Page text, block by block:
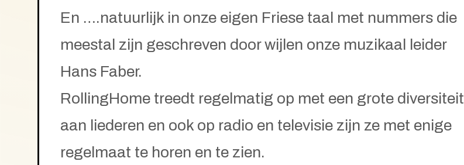
En ….natuurlijk in onze eigen Friese taal met nummers die
meestal zijn geschreven door wijlen onze muzikaal leider
Hans Faber.
RollingHome treedt regelmatig op met een grote diversiteit
aan liederen en ook op radio en televisie zijn ze met enige
regelmaat te horen en te zien.